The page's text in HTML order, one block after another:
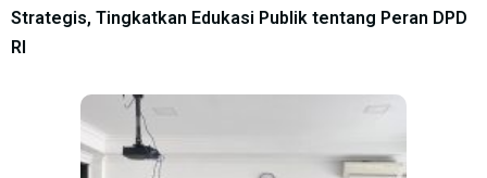
Strategis, Tingkatkan Edukasi Publik tentang Peran DPD
RI